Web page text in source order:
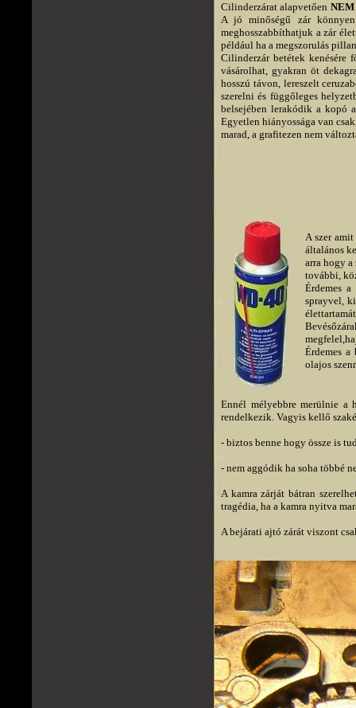
Cilinderzárat alapvetően NEM
A jó minőségű zár
meghosszabbíthatjuk a zár
például ha a megszorulás
Cilinderzár betétek kenésére
vásárolhat, gyakran öt
hosszú távon, lereszelt
szerelni és függőleges
belsejében lerakódik a kopó
Egyetlen hiányossága van
marad, a grafitezen nem
A szer
általános
arra hogy
további,
Érdemes
sprayvel,
Érdemes
olajos
Ennél mélyebbre merülnie a
rendelkezik. Vagyis kellő
- biztos benne hogy össze is
- nem aggódik ha soha többé
A kamra zárját bátran
tragédia, ha a kamra nyitva
A bejárati ajtó zárát viszont